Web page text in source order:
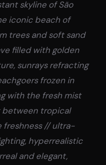
skyline of São
iconic beach of
trees and soft sand
filled with golden
sunrays refracting
frozen in
with the fresh mist
tropical
freshness // ultra-
hyperrealistic
and elegant,